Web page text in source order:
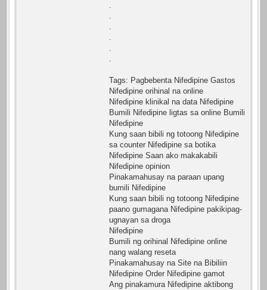
.
.
.
.
.
.
Tags: Pagbebenta Nifedipine Gastos
Nifedipine orihinal na online
Nifedipine klinikal na data Nifedipine
Bumili Nifedipine ligtas sa online Bumili
Nifedipine
Kung saan bibili ng totoong Nifedipine
sa counter Nifedipine sa botika
Nifedipine Saan ako makakabili
Nifedipine opinion
Pinakamahusay na paraan upang
bumili Nifedipine
Kung saan bibili ng totoong Nifedipine
paano gumagana Nifedipine pakikipag-
ugnayan sa droga
Nifedipine
Bumili ng orihinal Nifedipine online
nang walang reseta
Pinakamahusay na Site na Bibiliin
Nifedipine Order Nifedipine gamot
Ang pinakamura Nifedipine aktibong